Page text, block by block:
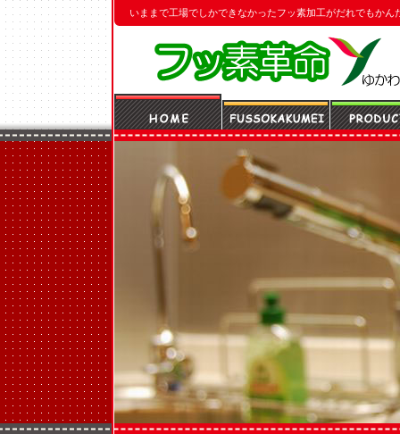
いままで工場でしかできなかったフッ素加工がだれでもか